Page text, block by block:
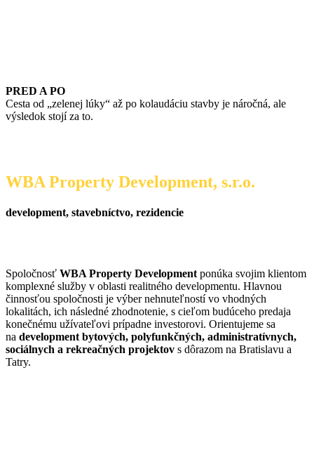
PRED A PO
Cesta od „zelenej lúky“ až po kolaudáciu stavby je náročná, ale
výsledok stojí za to.
WBA Property Development, s.r.o.
development, stavebníctvo, rezidencie
Spoločnosť WBA Property Developmentponúka svojim klientom
komplexné služby v oblasti realitného developmentu. Hlavnou
činnosťou spoločnosti je výber nehnuteľností vo vhodných
lokalitách, ich následné zhodnotenie, s cieľom budúceho predaja
konečnému užívateľovi prípadne investorovi. Orientujeme sa
na development bytových, polyfunkčných, administratívnych,
sociálnych a rekreačných projektov s dôrazom na Bratislavu a
Tatry.